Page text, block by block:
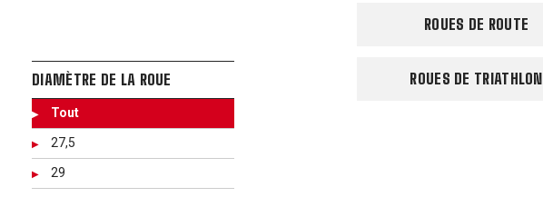
DIAMÈTRE DE LA ROUE
Tout
27,5
29
ROUES DE ROUTE
ROUES DE TRIATHLON